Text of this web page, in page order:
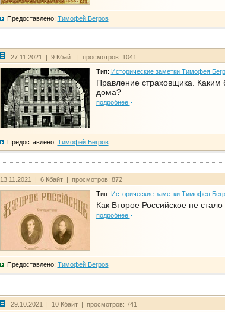
Предоставлено: Тимофей Бегров
27.11.2021 | 9 Кбайт | просмотров: 1041
Тип: Исторические заметки Тимофея
Правление страховщика. Каким
дома?
подробнее
Предоставлено: Тимофей Бегров
13.11.2021 | 6 Кбайт | просмотров: 872
Тип: Исторические заметки Тимофея
Как Второе Российское не
подробнее
Предоставлено: Тимофей Бегров
29.10.2021 | 10 Кбайт | просмотров: 741